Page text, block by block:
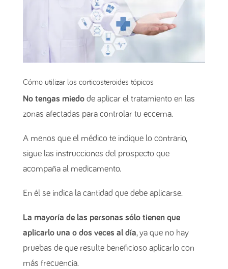
Cómo utilizar los corticosteroides tópicos
No tengas miedode aplicar el tratamiento en las
zonas afectadas para controlar tu eccema.
A menos que el médico te indique lo contrario,
sigue las instrucciones del prospecto que
acompaña al medicamento.
En él se indica la cantidad que debe aplicarse.
La mayoría de las personas sólo tienen que
aplicarlo una o dos veces al día, ya que no hay
pruebas de que resulte beneficioso aplicarlo con
más frecuencia.